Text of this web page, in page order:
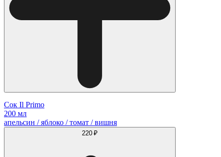
Сок Il Primo
200 мл
апельсин / яблоко / томат / вишня
220 ₽